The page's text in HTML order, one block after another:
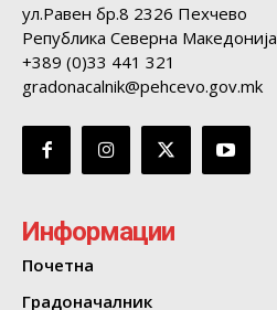
ул.Равен бр.8 2326 Пехчево
Република Северна Македонија
+389 (0)33 441 321
gradonacalnik@pehcevo.gov.mk
Информации
Почетна
Градоначалник